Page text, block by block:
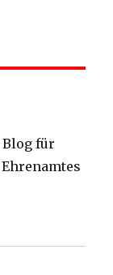
Blog für